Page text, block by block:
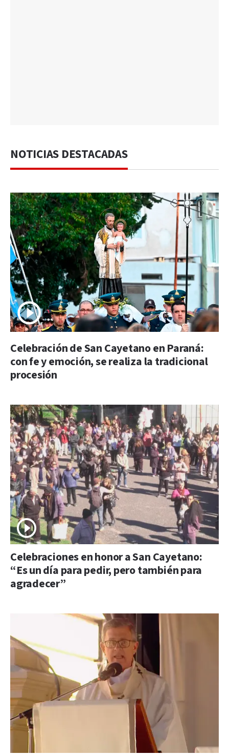
NOTICIAS DESTACADAS
Celebración de San Cayetano en Paraná:
con fe y emoción, se realiza la tradicional
procesión
Celebraciones en honor a San Cayetano:
“Es un día para pedir, pero también para
agradecer”